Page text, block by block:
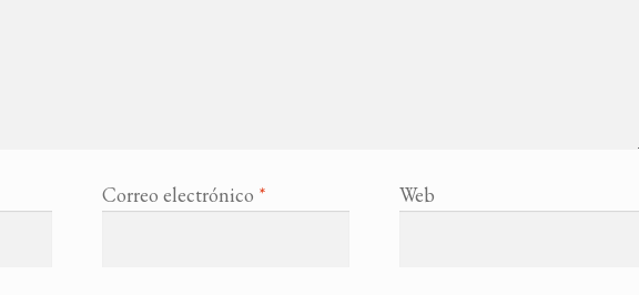
Correo electrónico * Web